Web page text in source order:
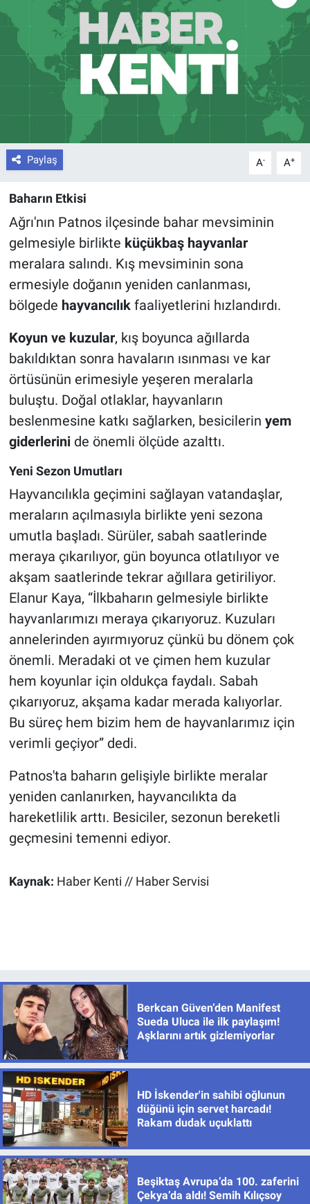
Paylaş A- A+
Baharın Etkisi
Ağrı'nın Patnos ilçesinde bahar mevsiminin
gelmesiyle birlikte küçükbaş hayvanlar
meralara salındı. Kış mevsiminin sona
ermesiyle doğanın yeniden canlanması,
bölgede hayvancılıkfaaliyetlerini hızlandırdı.
Koyun ve kuzular, kış boyunca ağıllarda
bakıldıktan sonra havaların ısınması ve kar
örtüsünün erimesiyle yeşeren meralarla
buluştu. Doğal otlaklar, hayvanların
beslenmesine katkı sağlarken, besicilerin yem
giderlerinide önemli ölçüde azalttı.
Yeni Sezon Umutları
Hayvancılıkla geçimini sağlayan vatandaşlar,
meraların açılmasıyla birlikte yeni sezona
umutla başladı. Sürüler, sabah saatlerinde
meraya çıkarılıyor, gün boyunca otlatılıyor ve
akşam saatlerinde tekrar ağıllara getiriliyor.
Elanur Kaya, “İlkbaharın gelmesiyle birlikte
hayvanlarımızı meraya çıkarıyoruz. Kuzuları
annelerinden ayırmıyoruz çünkü bu dönem çok
önemli. Meradaki ot ve çimen hem kuzular
hem koyunlar için oldukça faydalı. Sabah
çıkarıyoruz, akşama kadar merada kalıyorlar.
Bu süreç hem bizim hem de hayvanlarımız için
verimli geçiyor” dedi.
Patnos'ta baharın gelişiyle birlikte meralar
yeniden canlanırken, hayvancılıkta da
hareketlilik arttı. Besiciler, sezonun bereketli
geçmesini temenni ediyor.
Kaynak: Haber Kenti // Haber Servisi
Berkcan Güven’den Manifest
Sueda Uluca ile ilk paylaşım!
Aşklarını artık gizlemiyorlar
HD İskender'in sahibi oğlunun
düğünü için servet harcadı!
Rakam dudak uçuklattı
Beşiktaş Avrupa’da 100. zaferini
Çekya’da aldı! Semih Kılıçsoy